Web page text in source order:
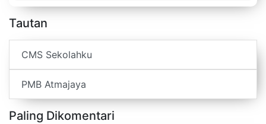
Tautan
CMS Sekolahku
PMB Atmajaya
Paling Dikomentari